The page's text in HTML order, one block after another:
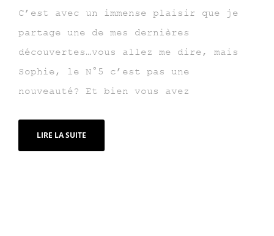
C’est avec un immense plaisir que je
partage une de mes dernières
découvertes…vous allez me dire, mais
Sophie, le N°5 c’est pas une
nouveauté? Et bien vous avez
LIRE LA SUITE